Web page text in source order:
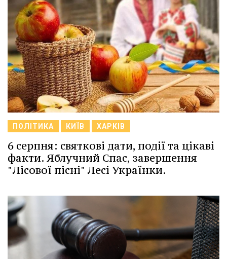
ПОЛІТИКА КИЇВ ХАРКІВ
6 серпня: святкові дати, події та цікаві
факти. Яблучний Спас, завершення
"Лісової пісні" Лесі Українки.